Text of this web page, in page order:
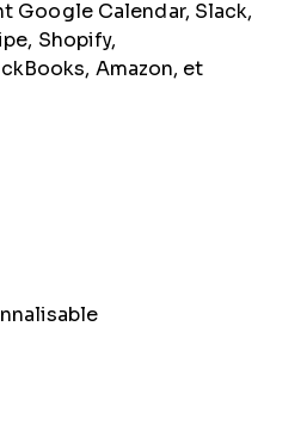
Google Calendar, Slack,
Shopify,
Amazon, et